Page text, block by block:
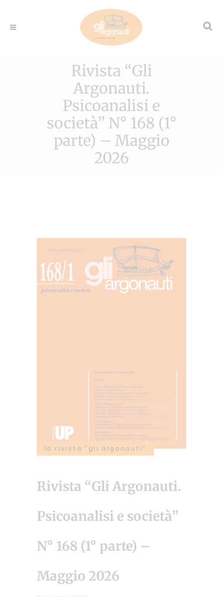
Rivista “Gli
Argonauti.
Psicoanalisi e
società” N° 168 (1°
parte) – Maggio
2026
la rivista "gli argonauti"
Rivista “Gli Argonauti.
Psicoanalisi e società”
N° 168 (1° parte) –
Maggio 2026